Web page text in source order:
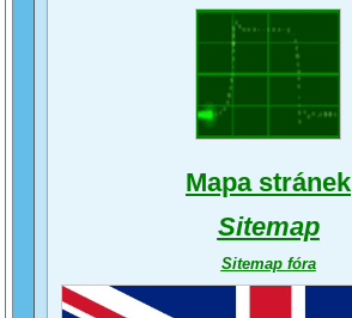
Mapa stránek
Sitemap
Sitemap fóra